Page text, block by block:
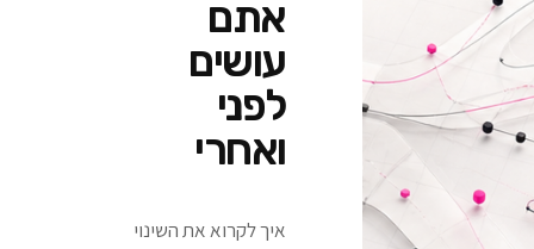
לפני
איך לקרוא את השינוי